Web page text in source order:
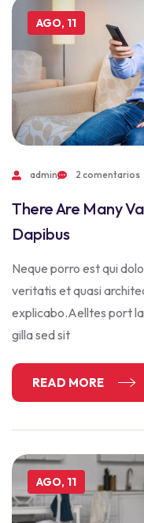
AGO, 11
admin 2 comentarios
There Are Many
Dapibus
Neque porro est qui
veritatis et quasi
explicabo.Aelltes port
gilla sed sit
READ MORE
AGO, 11